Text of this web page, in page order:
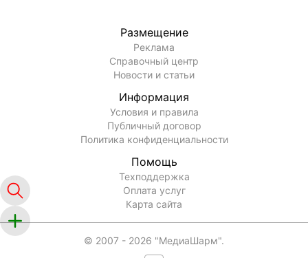
Размещение
Реклама
Справочный центр
Новости и статьи
Информация
Условия и правила
Публичный договор
Политика конфиденциальности
Помощь
Техподдержка
Оплата услуг
Карта сайта
© 2007 - 2026 "МедиаШарм".